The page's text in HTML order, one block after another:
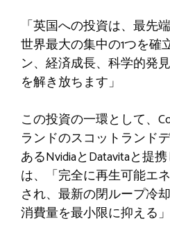
「英国への投資は、最先
世界最大の集中の1つを確
ン、経済成長、科学的発
を解き放ちます」
この投資の一環として、
ランドのスコットランド
あるNvidiaとDatavitaと提
は、「完全に再生可能エ
され、最新の閉ループ冷
消費量を最小限に抑える